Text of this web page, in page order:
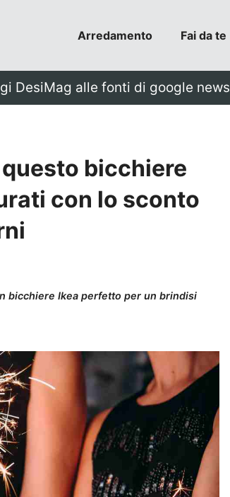
Arredamento Fai da te
DesiMag alle fonti di google news
bicchiere
con lo sconto
bicchiere Ikea perfetto per un brindisi